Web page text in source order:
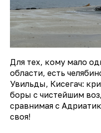
Для тех, кому мало
области, есть
Увильды, Кисегач:
боры с чистейшим
сравнимая с
своя!